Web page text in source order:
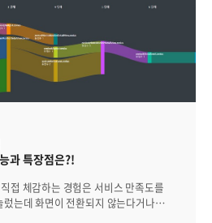
택했습니다. 이는 특정 벤더에 종속되지
티브 환경의 사실상 표준(De Facto
기 때문입니다. 단순히 데이터를
생성부터 전송까지 수집 라이프사이클
을 갖추었다는 점이 결정적인 도입
는 데 집중했습니다. 이미 백엔드 데이터
니저가 존재하므로, 이를 최대한
스 수집 에이전트를 중간에 두는 대신,
자사 매니저로 직접 전송하는 효율적인
저장소”
여 데이터를 수집한 후 매니저로
과 특장점은?!
접 체감하는 경험은 서비스 만족도를
는데 화면이 전환되지 않는다거나